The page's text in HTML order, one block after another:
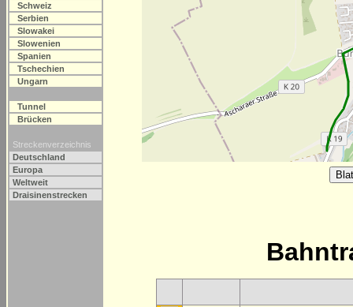
Schweiz
Serbien
Slowakei
Slowenien
Spanien
Tschechien
Ungarn
Tunnel
Brücken
Streckenverzeichnis
Deutschland
Europa
Weltweit
Draisinenstrecken